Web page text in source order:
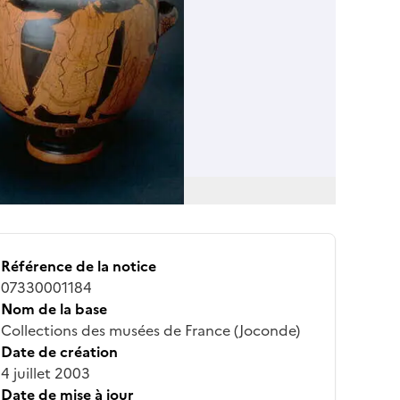
Référence de la notice
07330001184
Nom de la base
Collections des musées de France (Joconde)
Date de création
4 juillet 2003
Date de mise à jour